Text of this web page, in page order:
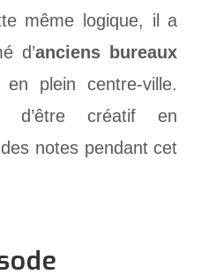
même logique, il a
d’anciens bureaux
en plein centre-ville.
d’être créatif en
notes pendant cet